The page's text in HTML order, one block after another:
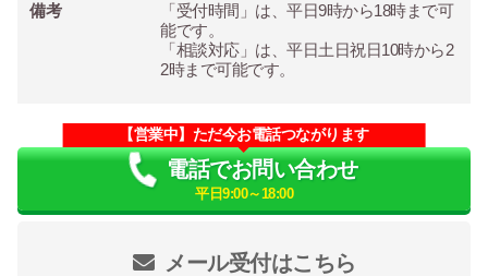
備考
「受付時間」は、平日9時から18時まで可
能です。
「相談対応」は、平日土日祝日10時から2
2時まで可能です。
メール受付はこちら
【営業中】ただ今お電話つながります
電話でお問い合わせ
平日9:00～18:00